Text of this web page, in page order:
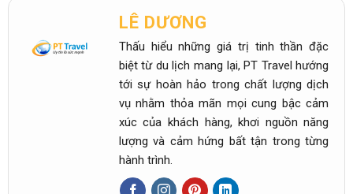
LÊ DƯƠNG
Thấu hiểu những giá trị tinh thần đặc
biệt từ du lịch mang lại, PT Travel hướng
tới sự hoàn hảo trong chất lượng dịch
vụ nhằm thỏa mãn mọi cung bậc cảm
xúc của khách hàng, khơi nguồn năng
lượng và cảm hứng bất tận trong từng
hành trình.